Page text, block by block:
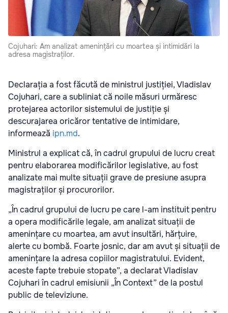
Cojuhari: Am analizat amenințări cu moartea și intimidări la
adresa magistraților.
Declarația a fost făcută de ministrul justiției, Vladislav
Cojuhari, care a subliniat că noile măsuri urmăresc
protejarea actorilor sistemului de justiție și
descurajarea oricăror tentative de intimidare,
informează ipn.md.
Ministrul a explicat că, în cadrul grupului de lucru creat
pentru elaborarea modificărilor legislative, au fost
analizate mai multe situații grave de presiune asupra
magistraților și procurorilor.
„În cadrul grupului de lucru pe care l-am instituit pentru
a opera modificările legale, am analizat situații de
amenințare cu moartea, am avut insultări, hărțuire,
alerte cu bombă. Foarte josnic, dar am avut și situații de
amenințare la adresa copiilor magistratului. Evident,
aceste fapte trebuie stopate”, a declarat Vladislav
Cojuhari în cadrul emisiunii „În Context” de la postul
public de televiziune.